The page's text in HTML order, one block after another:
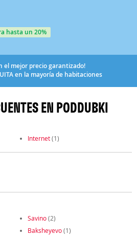
hasta un 20%
el mejor precio garantizado!
en la mayoría de habitaciones
EN PODDUBKI
Internet(1)
Savino(2)
Baksheyevo(1)